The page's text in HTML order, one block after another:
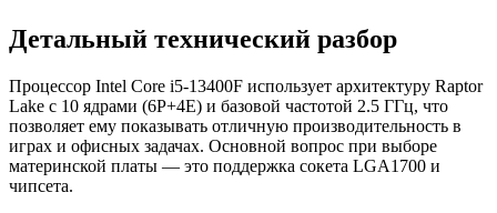
Детальный технический разбор
Процессор Intel Core i5-13400F использует архитектуру Raptor
Lake с 10 ядрами (6P+4E) и базовой частотой 2.5 ГГц, что
позволяет ему показывать отличную производительность в
играх и офисных задачах. Основной вопрос при выборе
материнской платы — это поддержка сокета LGA1700 и
чипсета.